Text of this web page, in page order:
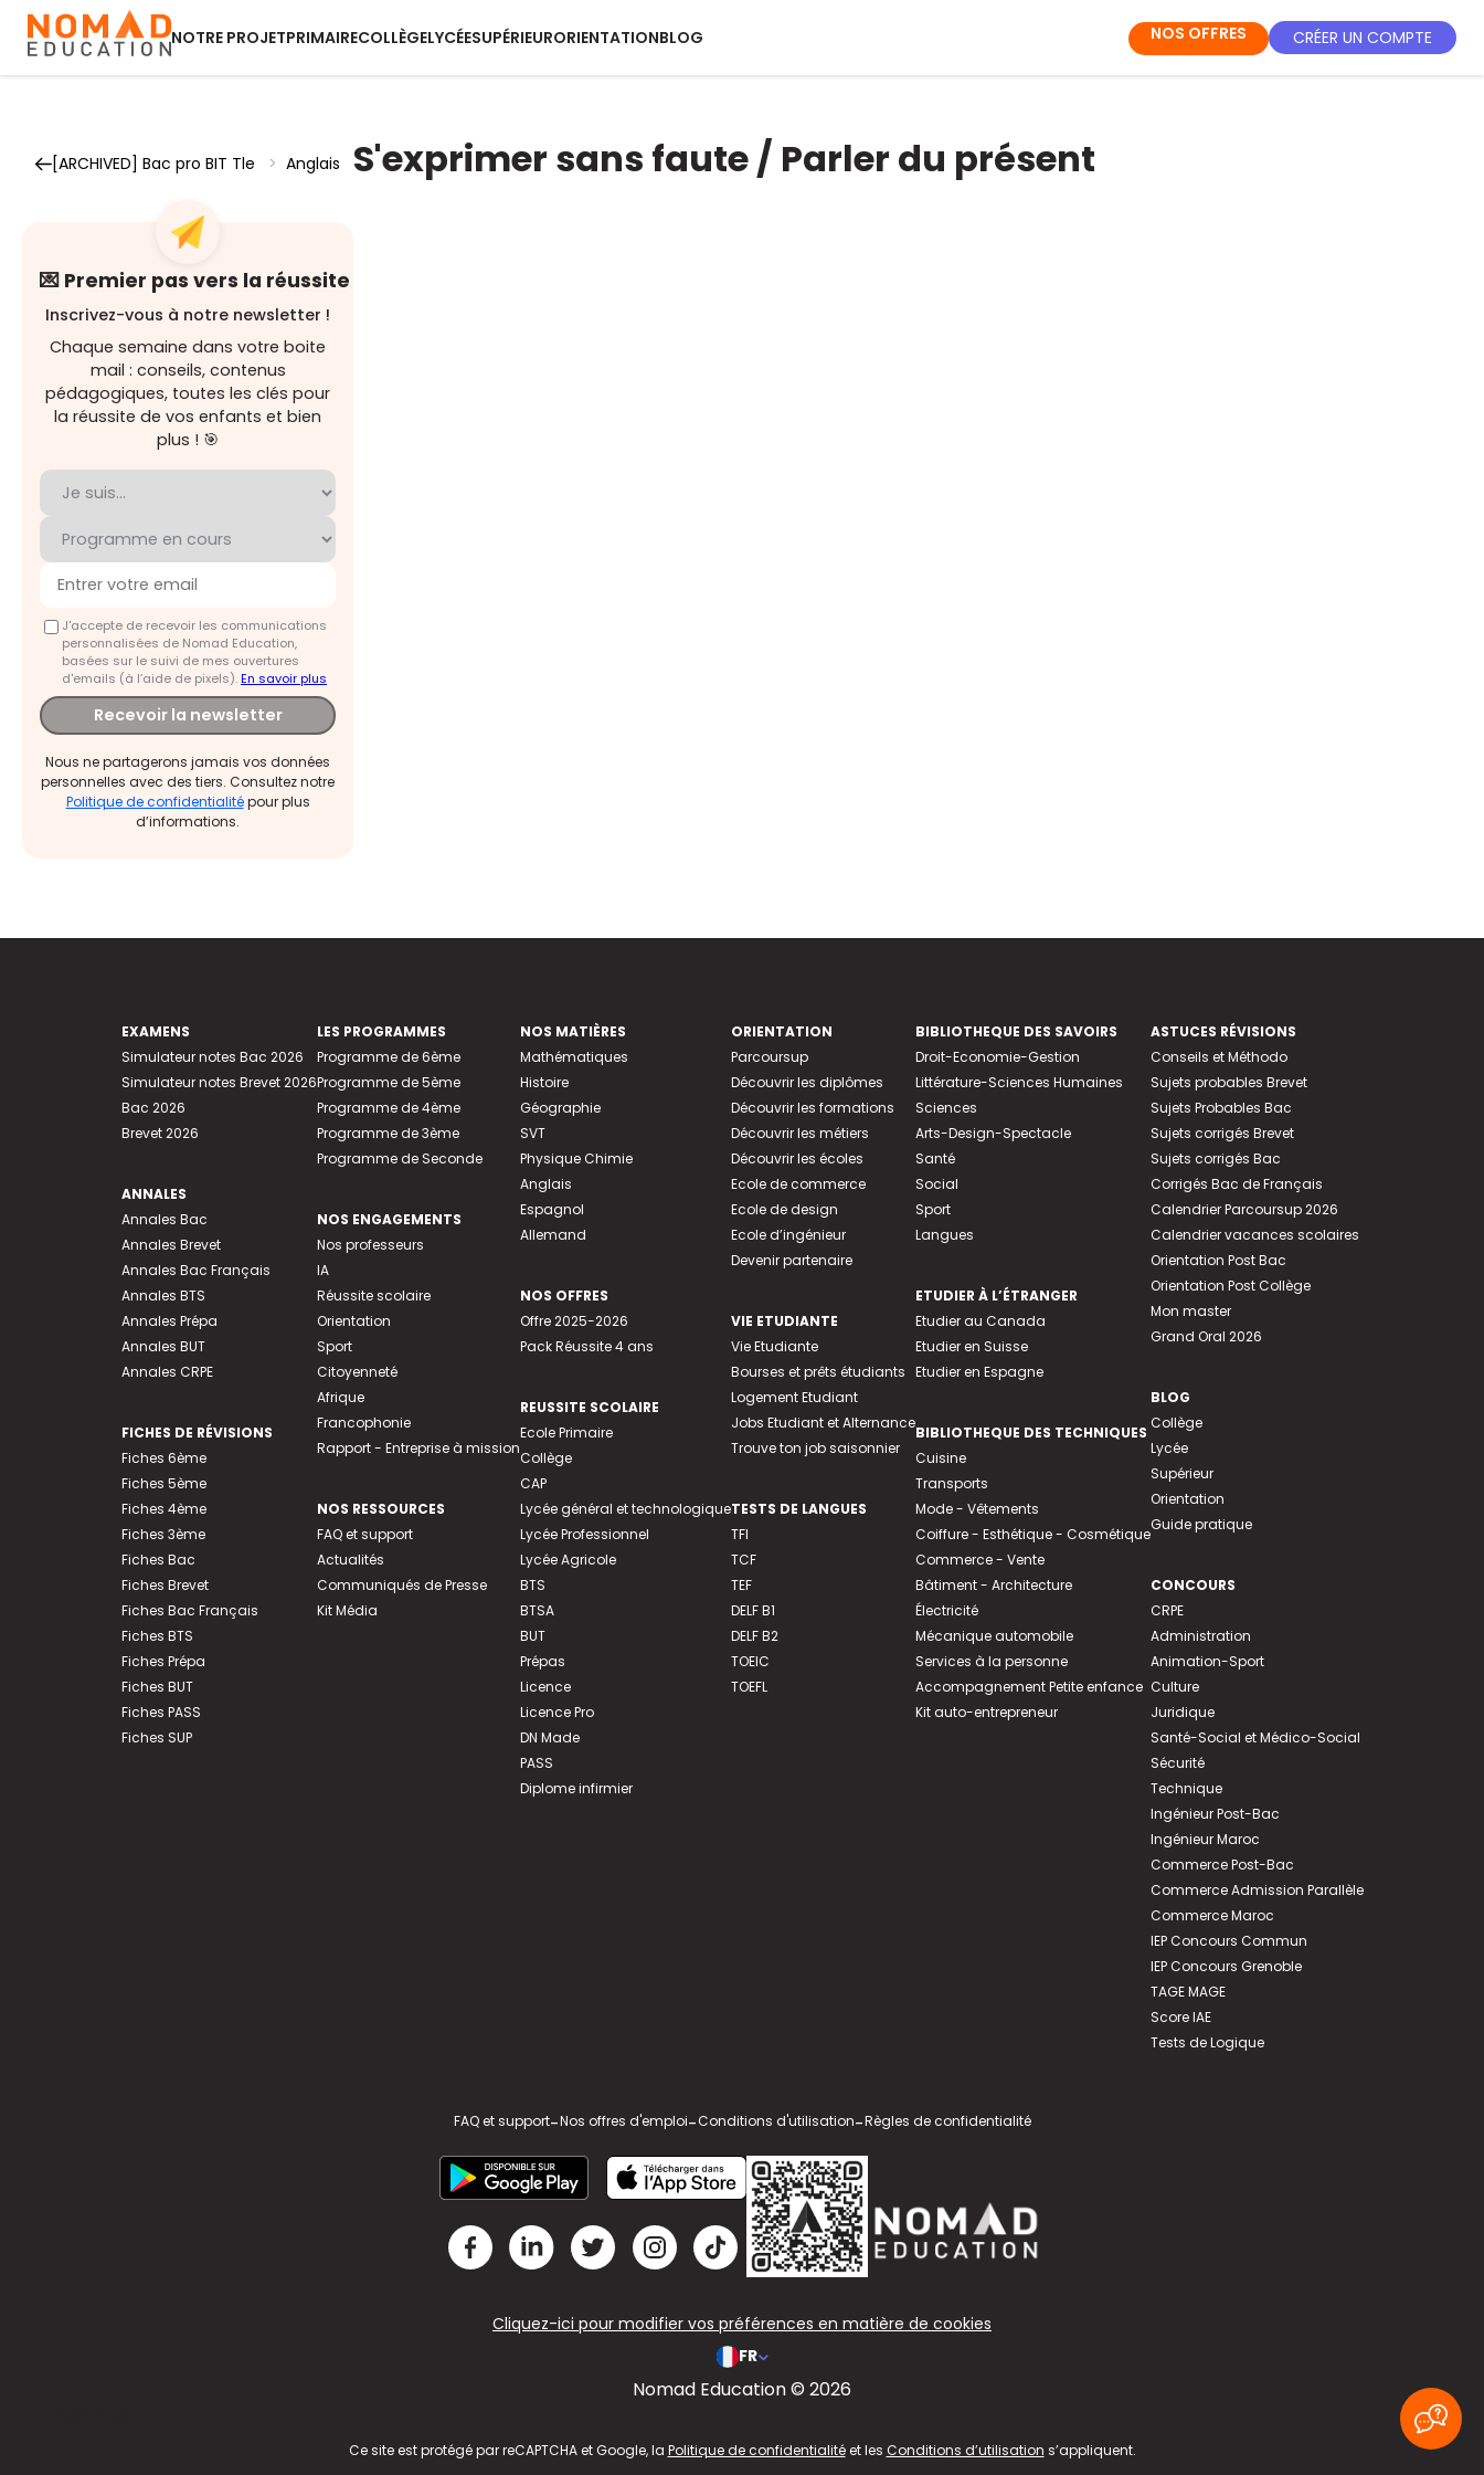
NOTRE PROJETPRIMAIRECOLLÈGELYCÉESUPÉRIEURORIENTATIONBLOG NOS OFFRES CRÉER UN COMPTE
[ARCHIVED] Bac pro BIT Tle > Anglais
💌 Premier pas vers la réussite
Inscrivez-vous à notre newsletter !
Chaque semaine dans votre boite
mail : conseils, contenus
pédagogiques, toutes les clés pour
la réussite de vos enfants et bien
plus ! 🎯
J'accepte de recevoir les communications
personnalisées de Nomad Education,
basées sur le suivi de mes ouvertures
d'emails (à l’aide de pixels).En savoir plus
Recevoir la newsletter
Nous ne partagerons jamais vos données
personnelles avec des tiers. Consultez notre
Politique de confidentialitépour plus
d’informations.
S'exprimer sans faute / Parler du présent
EXAMENS
Simulateur notes Bac 2026
Simulateur notes Brevet 2026
Bac 2026
Brevet 2026
ANNALES
Annales Bac
Annales Brevet
Annales Bac Français
Annales BTS
Annales Prépa
Annales BUT
Annales CRPE
FICHES DE RÉVISIONS
Fiches 6ème
Fiches 5ème
Fiches 4ème
Fiches 3ème
Fiches Bac
Fiches Brevet
Fiches Bac Français
Fiches BTS
Fiches Prépa
Fiches BUT
Fiches PASS
Fiches SUP
LES PROGRAMMES
Programme de 6ème
Programme de 5ème
Programme de 4ème
Programme de 3ème
Programme de Seconde
NOS ENGAGEMENTS
Nos professeurs
IA
Réussite scolaire
Orientation
Sport
Citoyenneté
Afrique
Francophonie
Rapport - Entreprise à mission
NOS RESSOURCES
FAQ et support
Actualités
Communiqués de Presse
Kit Média
NOS MATIÈRES
Mathématiques
Histoire
Géographie
SVT
Physique Chimie
Anglais
Espagnol
Allemand
NOS OFFRES
Offre 2025-2026
Pack Réussite 4 ans
REUSSITE SCOLAIRE
Ecole Primaire
Collège
CAP
Lycée général et technologique
Lycée Professionnel
Lycée Agricole
BTS
BTSA
BUT
Prépas
Licence
Licence Pro
DN Made
PASS
Diplome infirmier
ORIENTATION
Parcoursup
Découvrir les diplômes
Découvrir les formations
Découvrir les métiers
Découvrir les écoles
Ecole de commerce
Ecole de design
Ecole d’ingénieur
Devenir partenaire
VIE ETUDIANTE
Vie Etudiante
Bourses et prêts étudiants
Logement Etudiant
Jobs Etudiant et Alternance
Trouve ton job saisonnier
TESTS DE LANGUES
TFI
TCF
TEF
DELF B1
DELF B2
TOEIC
TOEFL
BIBLIOTHEQUE DES SAVOIRS
Droit-Economie-Gestion
Littérature-Sciences Humaines
Sciences
Arts-Design-Spectacle
Santé
Social
Sport
Langues
ETUDIER À L’ÉTRANGER
Etudier au Canada
Etudier en Suisse
Etudier en Espagne
BIBLIOTHEQUE DES TECHNIQUES
Cuisine
Transports
Mode - Vêtements
Coiffure - Esthétique - Cosmétique
Commerce - Vente
Bâtiment - Architecture
Électricité
Mécanique automobile
Services à la personne
Accompagnement Petite enfance
Kit auto-entrepreneur
ASTUCES RÉVISIONS
Conseils et Méthodo
Sujets probables Brevet
Sujets Probables Bac
Sujets corrigés Brevet
Sujets corrigés Bac
Corrigés Bac de Français
Calendrier Parcoursup 2026
Calendrier vacances scolaires
Orientation Post Bac
Orientation Post Collège
Mon master
Grand Oral 2026
BLOG
Collège
Lycée
Supérieur
Orientation
Guide pratique
CONCOURS
CRPE
Administration
Animation-Sport
Culture
Juridique
Santé-Social et Médico-Social
Sécurité
Technique
Ingénieur Post-Bac
Ingénieur Maroc
Commerce Post-Bac
Commerce Admission Parallèle
Commerce Maroc
IEP Concours Commun
IEP Concours Grenoble
TAGE MAGE
Score IAE
Tests de Logique
FAQ et support-Nos offres d'emploi-Conditions d'utilisation-Règles de confidentialité
Cliquez-ici pour modifier vos préférences en matière de cookies
FR
Nomad Education © 2026
Ce site est protégé par reCAPTCHA et Google, la Politique de confidentialitéet les Conditions d’utilisation s’appliquent.